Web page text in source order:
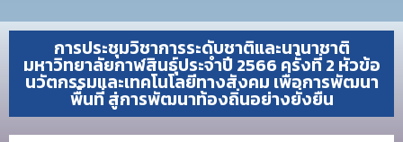
การประชุมวิชาการระดับชาติและนานาชาติ
มหาวิทยาลัยกาฬสินธุ์ประจำปี 2566 ครั้งที่ 2 หัวข้อ
นวัตกรรมและเทคโนโลยีทางสังคม เพื่อการพัฒนา
พื้นที่ สู่การพัฒนาท้องถิ่นอย่างยั่งยืน